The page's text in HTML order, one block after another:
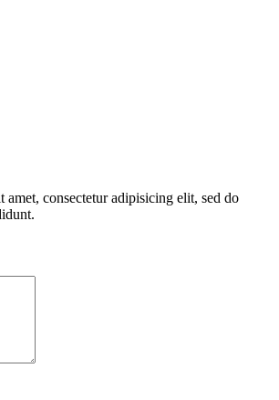
consectetur adipisicing elit, sed do